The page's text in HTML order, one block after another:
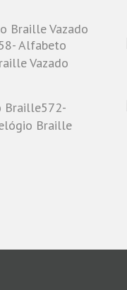
Alfabeto
Vazado
572-
Braille